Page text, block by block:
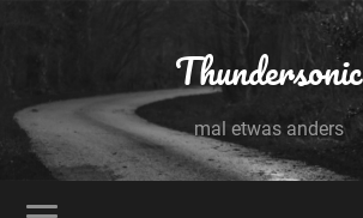
Thundersonic
mal etwas anders